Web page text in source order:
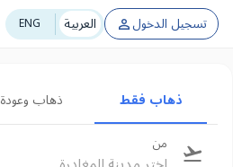
ENG العربية تسجيل الدخول
ذهاب فقط ذهاب وعودة
من